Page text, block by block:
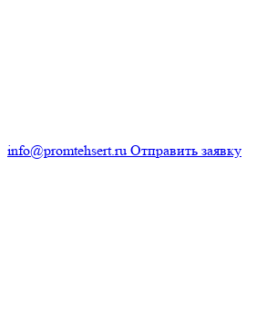
info@promtehsert.ru Отправить заявку